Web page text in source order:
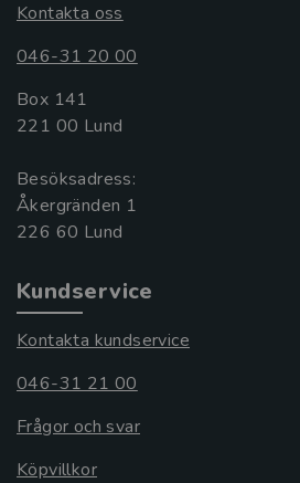
Kontakta oss
046-31 20 00
Box 141
221 00 Lund
Besöksadress:
Åkergränden 1
Kundservice
Kontakta kundservice
046-31 21 00
Frågor och svar
Köpvillkor